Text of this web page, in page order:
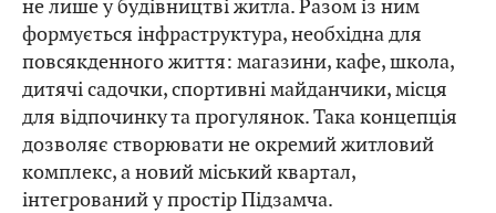
не лише у будівництві житла. Разом із ним
формується інфраструктура, необхідна для
повсякденного життя: магазини, кафе, школа,
дитячі садочки, спортивні майданчики, місця
для відпочинку та прогулянок. Така концепція
дозволяє створювати не окремий житловий
комплекс, а новий міський квартал,
інтегрований у простір Підзамча.